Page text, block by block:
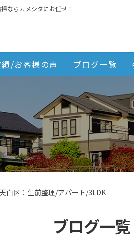
ならカメシタにお任せ！
績/お客様の声 ブログ一覧
白区：生前整理/アパート/3LDK
ブログ一覧